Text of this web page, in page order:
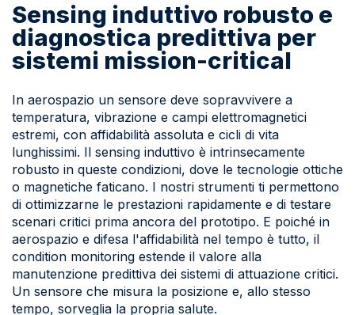
Sensing induttivo robusto e
diagnostica predittiva per
sistemi mission-critical
In aerospazio un sensore deve sopravvivere a
temperatura, vibrazione e campi elettromagnetici
estremi, con affidabilità assoluta e cicli di vita
lunghissimi. Il sensing induttivo è intrinsecamente
robusto in queste condizioni, dove le tecnologie ottiche
o magnetiche faticano. I nostri strumenti ti permettono
di ottimizzarne le prestazioni rapidamente e di testare
scenari critici prima ancora del prototipo. E poiché in
aerospazio e difesa l'affidabilità nel tempo è tutto, il
condition monitoring estende il valore alla
manutenzione predittiva dei sistemi di attuazione critici.
Un sensore che misura la posizione e, allo stesso
tempo, sorveglia la propria salute.
Sensori
Sensori di posizione induttivi su
misura per le applicazioni più esigenti
Monitoraggio
Condition monitoring con gemelli
Casi studio
Storie di successo nel mondo EMC
Gems